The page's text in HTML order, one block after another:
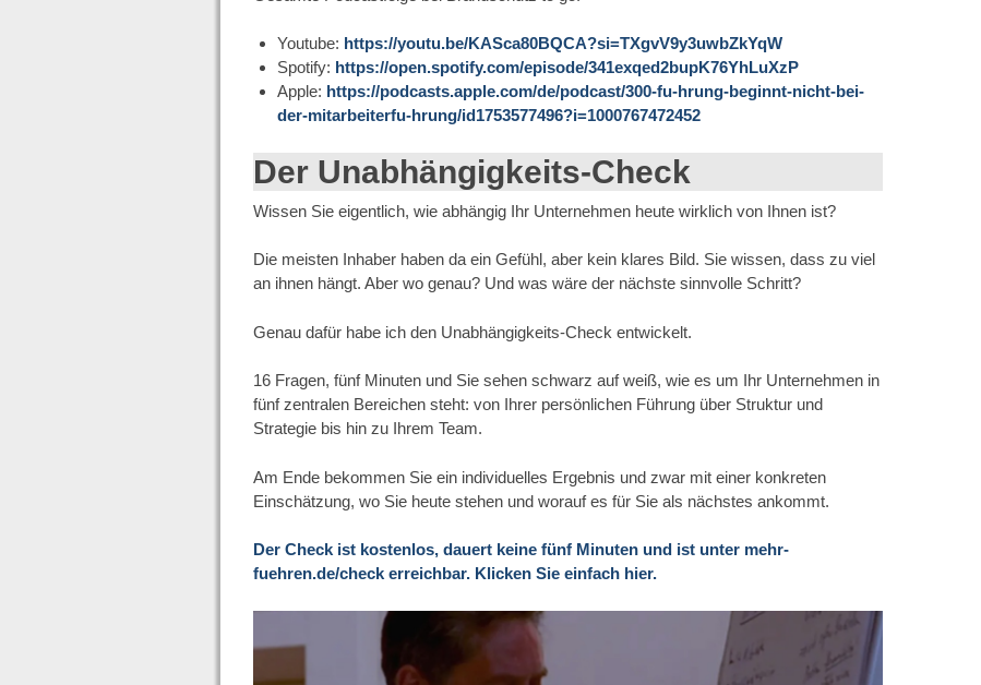
Youtube: https://youtu.be/KASca80BQCA?si=TXgvV9y3uwbZkYqW
Spotify: https://open.spotify.com/episode/341exqed2bupK76YhLuXzP
Apple: https://podcasts.apple.com/de/podcast/300-fu-hrung-beginnt-nicht-bei-
der-mitarbeiterfu-hrung/id1753577496?i=1000767472452
Der Unabhängigkeits-Check
Wissen Sie eigentlich, wie abhängig Ihr Unternehmen heute wirklich von Ihnen ist?
Die meisten Inhaber haben da ein Gefühl, aber kein klares Bild. Sie wissen, dass zu viel
an ihnen hängt. Aber wo genau? Und was wäre der nächste sinnvolle Schritt?
Genau dafür habe ich den Unabhängigkeits-Check entwickelt.
16 Fragen, fünf Minuten und Sie sehen schwarz auf weiß, wie es um Ihr Unternehmen in
fünf zentralen Bereichen steht: von Ihrer persönlichen Führung über Struktur und
Strategie bis hin zu Ihrem Team.
Am Ende bekommen Sie ein individuelles Ergebnis und zwar mit einer konkreten
Einschätzung, wo Sie heute stehen und worauf es für Sie als nächstes ankommt.
Der Check ist kostenlos, dauert keine fünf Minuten und ist unter mehr-
fuehren.de/check erreichbar. Klicken Sie einfach hier.